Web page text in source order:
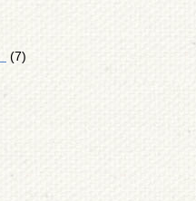
(7)